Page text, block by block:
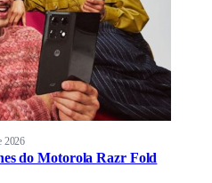
2026
do Motorola Razr Fold